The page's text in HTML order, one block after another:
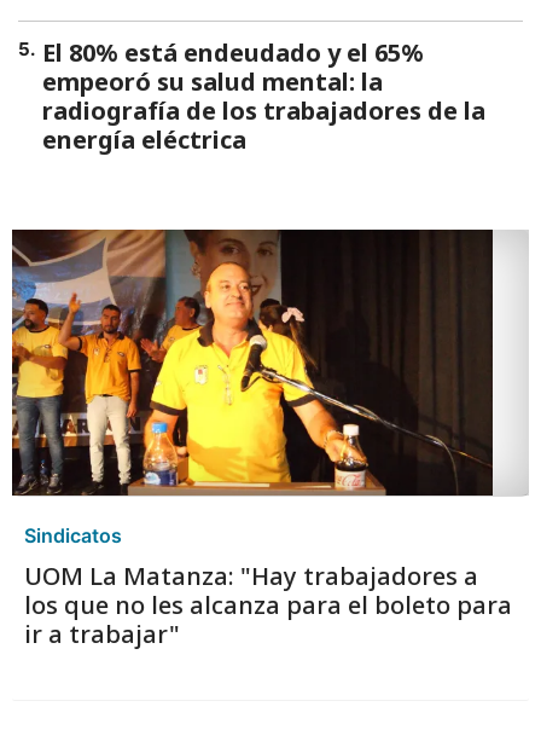
5. El 80% está endeudado y el 65%
empeoró su salud mental: la
radiografía de los trabajadores de la
energía eléctrica
Sindicatos
UOM La Matanza: "Hay trabajadores a
los que no les alcanza para el boleto para
ir a trabajar"